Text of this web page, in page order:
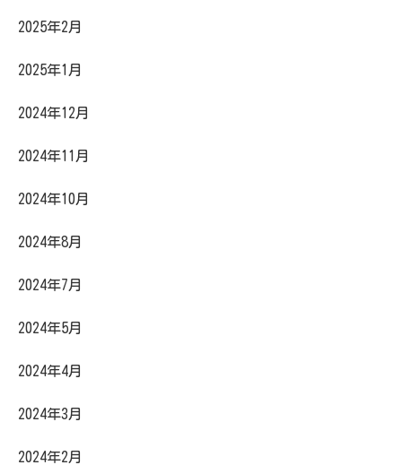
2025年2月
2025年1月
2024年12月
2024年11月
2024年10月
2024年8月
2024年7月
2024年5月
2024年4月
2024年3月
2024年2月